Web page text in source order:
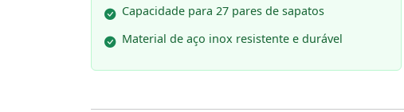
Capacidade para 27 pares de sapatos
Material de aço inox resistente e durável